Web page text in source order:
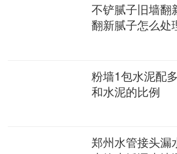
不铲腻子旧墙翻
翻新腻子怎么处
粉墙1包水泥配
和水泥的比例
郑州水管接头漏